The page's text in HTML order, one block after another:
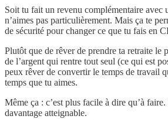
Soit tu fait un revenu complémentaire avec
n’aimes pas particulièrement. Mais ça te
de sécurité pour changer ce que tu fais en
Plutôt que de rêver de prendre ta retraite le
de l’argent qui rentre tout seul (ce qui est
peux rêver de convertir le temps de travail
temps que tu aimes.
Même ça : c’est plus facile à dire qu’à
davantage atteignable.